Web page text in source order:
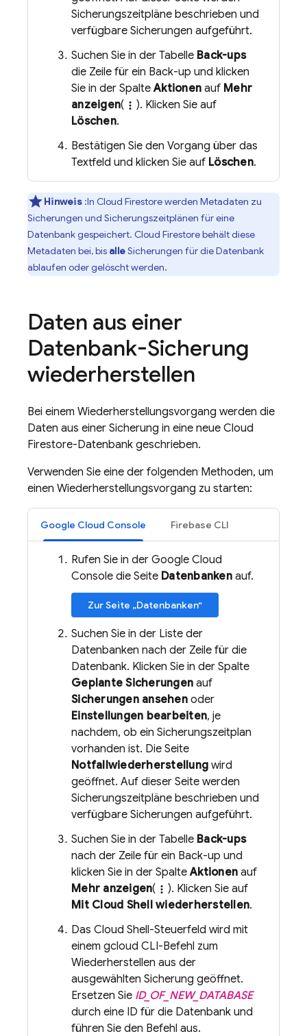
Sicherungszeitpläne beschrieben und
verfügbare Sicherungen aufgeführt.
Suchen Sie in der Tabelle Back-ups
die Zeile für ein Back-up und klicken
Sie in der SpalteAktionen auf Mehr
anzeigen( more_vert ). Klicken Sie auf
Löschen.
Bestätigen Sie den Vorgang über das
Textfeld und klicken Sie auf Löschen.
Hinweis:In Cloud Firestorewerden Metadaten zu
Sicherungen und Sicherungszeitplänen für eine
Datenbank gespeichert. Cloud Firestorebehält diese
Metadaten bei, bis alleSicherungen für die Datenbank
ablaufen oder gelöscht werden.
Daten aus einer
Datenbank-Sicherung
wiederherstellen
Bei einem Wiederherstellungsvorgang werden die
Daten aus einer Sicherung in eine neue Cloud
Firestore-Datenbank geschrieben.
Verwenden Sie eine der folgenden Methoden, um
einen Wiederherstellungsvorgang zu starten:
Google Cloud Console Firebase CLI
Rufen Sie in der Google Cloud
Console die Seite Datenbankenauf.
Zur Seite „Datenbanken“
Suchen Sie in der Liste der
Datenbanken nach der Zeile für die
Datenbank. Klicken Sie in der Spalte
Geplante Sicherungen auf
Sicherungen ansehenoder
Einstellungen bearbeiten, je
nachdem, ob ein Sicherungszeitplan
vorhanden ist. Die Seite
Notfallwiederherstellung wird
geöffnet. Auf dieser Seite werden
Sicherungszeitpläne beschrieben und
verfügbare Sicherungen aufgeführt.
Suchen Sie in der Tabelle Back-ups
nach der Zeile für ein Back-up und
klicken Sie in der SpalteAktionen auf
Mehr anzeigen( more_vert ). Klicken Sie auf
Mit Cloud Shellwiederherstellen.
Das Cloud Shell-Steuerfeld wird mit
einem gcloud CLI-Befehl zum
Wiederherstellen aus der
ausgewählten Sicherung geöffnet.
Ersetzen Sie ID_OF_NEW_DATABASE
durch eine ID für die Datenbank und
führen Sie den Befehl aus.